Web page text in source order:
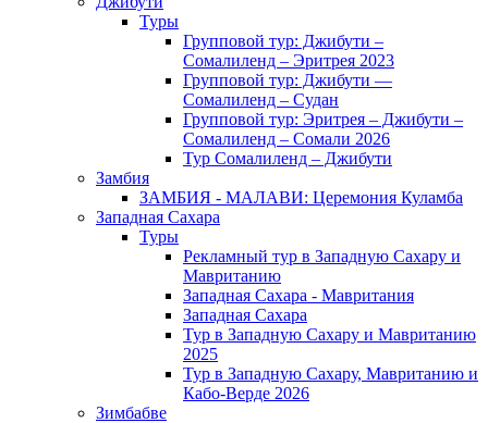
Туры
Групповой тур: Джибути –
Cомалиленд – Эритрея 2023
Групповой тур: Джибути —
Сомалиленд – Судан
Групповой тур: Эритрея – Джибути –
Сомалиленд – Сомали 2026
Тур Cомалиленд – Джибути
Замбия
ЗАМБИЯ - МАЛАВИ: Церемония Куламба
Западная Сахара
Туры
Рекламный тур в Западную Сахару и
Мавританию
Западная Сахара - Мавритания
Западная Сахара
Тур в Западную Сахару и Мавританию
2025
Тур в Западную Сахару, Мавританию и
Кабо-Верде 2026
Зимбабве